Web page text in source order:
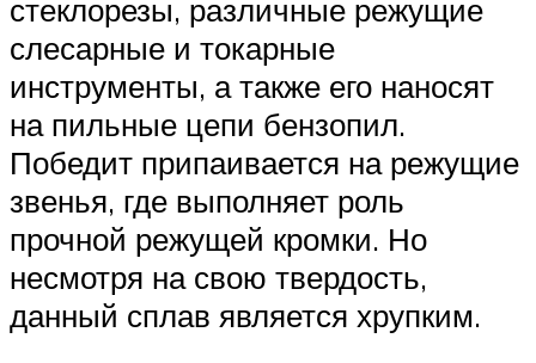
стеклорезы, различные режущие
слесарные и токарные
инструменты, а также его наносят
на пильные цепи бензопил.
Победит припаивается на режущие
звенья, где выполняет роль
прочной режущей кромки. Но
несмотря на свою твердость,
данный сплав является хрупким.